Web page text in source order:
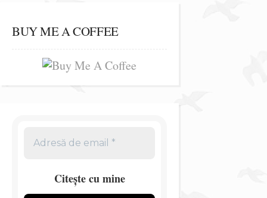
BUY ME A COFFEE
Citește cu mine